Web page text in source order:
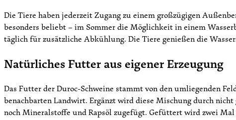
Die Tiere haben jederzeit Zugang zu einem großzügigen
besonders beliebt – im Sommer die Möglichkeit in einem
täglich für zusätzliche Abkühlung. Die Tiere genießen die
Natürliches Futter aus eigener Erzeugung
Das Futter der Duroc-Schweine stammt von den umliegenden
benachbarten Landwirt. Ergänzt wird diese Mischung durch
noch Mineralstoffe und Rapsöl zugefügt. Gefüttert wird zwei